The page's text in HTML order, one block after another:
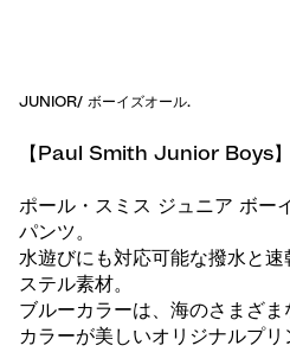
JUNIOR/ ボーイズオール.
【Paul Smith Junior Boys】
ポール・スミス ジュニア ボー
パンツ。
水遊びにも対応可能な撥水と
ステル素材。
ブルーカラーは、海のさまざ
カラーが美しいオリジナルプリ